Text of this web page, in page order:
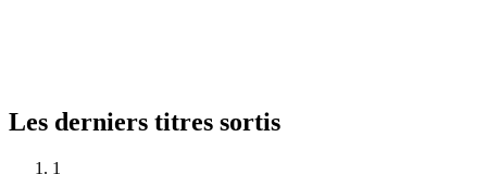
Les derniers titres sortis
1